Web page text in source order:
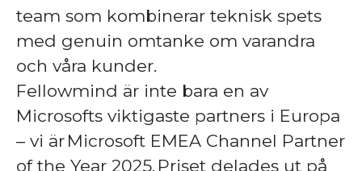
team som kombinerar teknisk spets
med genuin omtanke om varandra
och våra kunder.
Fellowmind är inte bara en av
Microsofts viktigaste partners i Europa
– vi är Microsoft EMEA Channel Partner
of the Year 2025. Priset delades ut på